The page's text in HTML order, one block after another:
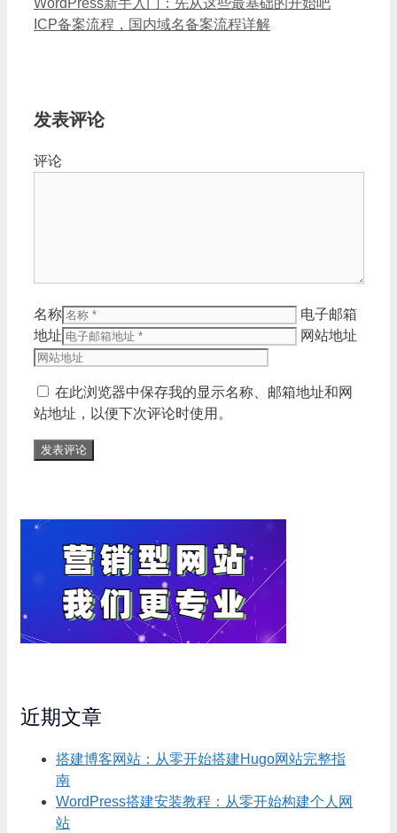
ICP备案流程，国内域名备案流程详解
发表评论
评论
名称
电子邮箱
地址
网站地址
在此浏览器中保存我的显示名称、邮箱地址和网
站地址，以便下次评论时使用。
近期文章
搭建博客网站：从零开始搭建Hugo网站完整指
南
WordPress搭建安装教程：从零开始构建个人网
站